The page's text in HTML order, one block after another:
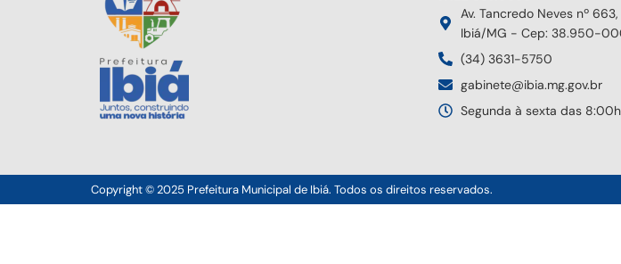
Av. Tancredo Neves nº
Ibiá/MG - Cep: 38.950-
(34) 3631-5750
gabinete@ibia.mg.gov.br
Segunda à sexta das 8:00h
Copyright © 2025 Prefeitura Municipal de Ibiá. Todos os direitos reservados.